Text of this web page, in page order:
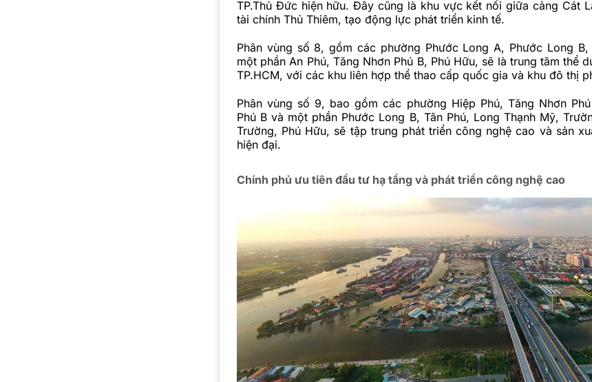
TP.Thủ Đức hiện hữu. Đây cũng là khu vực kết nối giữa cảng Cát
tài chính Thủ Thiêm, tạo động lực phát triển kinh tế.
Phân vùng số 8, gồm các phường Phước Long A, Phước Long B,
một phần An Phú, Tăng Nhơn Phú B, Phú Hữu, sẽ là trung tâm thể
TP.HCM, với các khu liên hợp thể thao cấp quốc gia và khu đô thị
Phân vùng số 9, bao gồm các phường Hiệp Phú, Tăng Nhơn
Phú B và một phần Phước Long B, Tân Phú, Long Thạnh Mỹ,
Trường, Phú Hữu, sẽ tập trung phát triển công nghệ cao và sản
hiện đại.
Chính phủ ưu tiên đầu tư hạ tầng và phát triển công nghệ cao